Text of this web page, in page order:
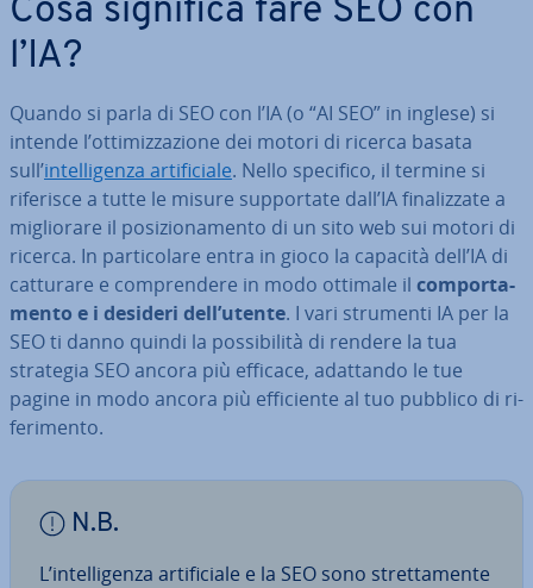
Cosa significa fare SEO con
l’IA?
Quando si parla di SEO con l’IA (o “AI SEO” in inglese) si
intende l’ot­ti­miz­za­zio­ne dei motori di ricerca basata
sull’in­tel­li­gen­za ar­ti­fi­cia­le. Nello specifico, il termine si
riferisce a tutte le misure sup­por­ta­te dall’IA fi­na­liz­za­te a
mi­glio­ra­re il po­si­zio­na­men­to di un sito web sui motori di
ricerca. In par­ti­co­la­re entra in gioco la capacità dell’IA di
catturare e com­pren­de­re in modo ottimale il com­por­ta­
men­to e i desideri dell’utente. I vari strumenti IA per la
SEO ti danno quindi la pos­si­bi­li­tà di rendere la tua
strategia SEO ancora più efficace, adattando le tue
pagine in modo ancora più ef­fi­cien­te al tuo pubblico di ri­
fe­ri­men­to.
N.B.
L’in­tel­li­gen­za ar­ti­fi­cia­le e la SEO sono stret­ta­men­te